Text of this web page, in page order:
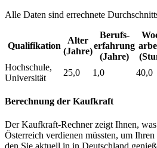
Alle Daten sind errechnete
Qualifikation
Alter
(Jahre)
Berufs­
erfahrung
(Jahre)
Hochschule,
Universität
25,0 1,0 40,0
Berechnung der Kaufkraft
Der Kaufkraft-Rechner zeigt Ihnen,
Österreich verdienen müssten, um